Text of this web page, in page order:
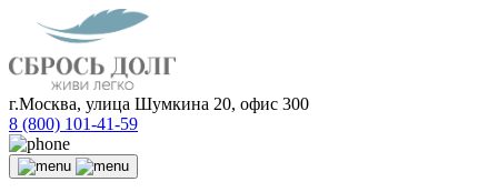
г.Москва, улица Шумкина 20, офис 300
8 (800) 101-41-59